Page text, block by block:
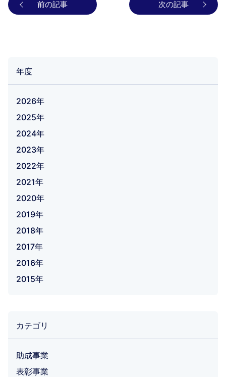
前の記事 次の記事
年度
2026年
2025年
2024年
2023年
2022年
2021年
2020年
2019年
2018年
2017年
2016年
2015年
カテゴリ
助成事業
表彰事業